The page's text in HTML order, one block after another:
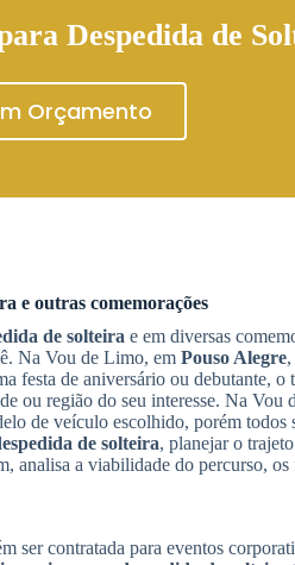
Despedida de
Orçamento
e outras comemorações
de solteira e em diversas
Na Vou de Limo, em Pouso Alegre
festa de aniversário ou debutante, o
ou região do seu interesse. Na Vou
de veículo escolhido, porém todos
de solteira, planejar o
analisa a viabilidade do percurso, os
ser contratada para eventos